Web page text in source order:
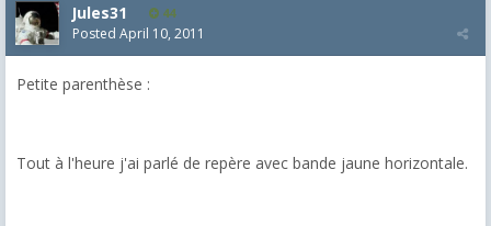
Jules31 44
Posted April 10, 2011
Petite parenthèse :
Tout à l'heure j'ai parlé de repère avec bande jaune horizontale.